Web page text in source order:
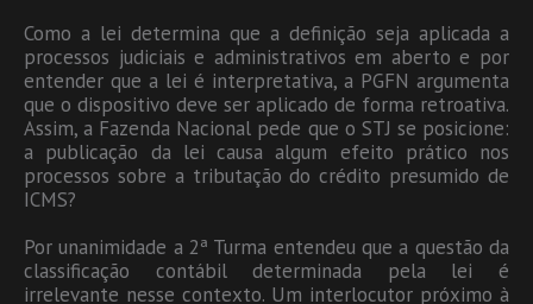
Como a lei determina que a definição seja aplicada a
processos judiciais e administrativos em aberto e por
entender que a lei é interpretativa, a PGFN argumenta
que o dispositivo deve ser aplicado de forma retroativa.
Assim, a Fazenda Nacional pede que o STJ se posicione:
a publicação da lei causa algum efeito prático nos
processos sobre a tributação do crédito presumido de
ICMS?
Por unanimidade a 2ª Turma entendeu que a questão da
classificação contábil determinada pela lei é
irrelevante nesse contexto. Um interlocutor próximo à